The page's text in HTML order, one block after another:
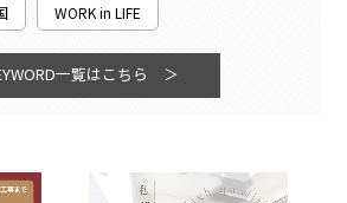
WORK in LIFE
一覧はこちら